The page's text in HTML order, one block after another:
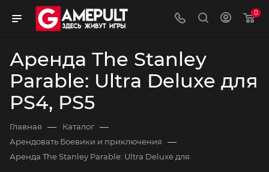
0
Аренда The Stanley
Parable: Ultra Deluxe для
PS4, PS5
Главная — Каталог —
Арендовать Боевики и приключения —
Аренда The Stanley Parable: Ultra Deluxe для